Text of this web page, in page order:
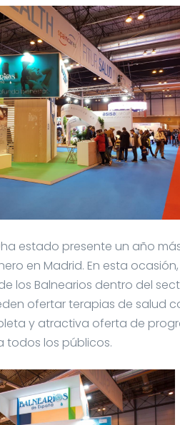
estado presente un año
en Madrid. En esta
los Balnearios dentro del
ofertar terapias de salud
y atractiva oferta de
todos los públicos.